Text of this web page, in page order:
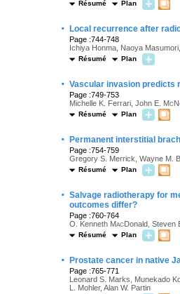
Résumé Plan
· Local recurrence after
Page :744-748
Ichiya Honma, Naoya
Résumé Plan
· Vascular invasion predicts
Page :749-753
Michelle K. Ferrari, John E. Mc
Résumé Plan
· Permanent interstitial
Page :754-759
Gregory S. Merrick, Wayne M.
Résumé Plan
· Salvage radiotherapy for
outcomes differ?
Page :760-764
O. Kenneth MacDonald, Steven
Résumé Plan
· Prostate cancer in native
Page :765-771
Leonard S. Marks, Munekado
L. Mohler, Alan W. Partin